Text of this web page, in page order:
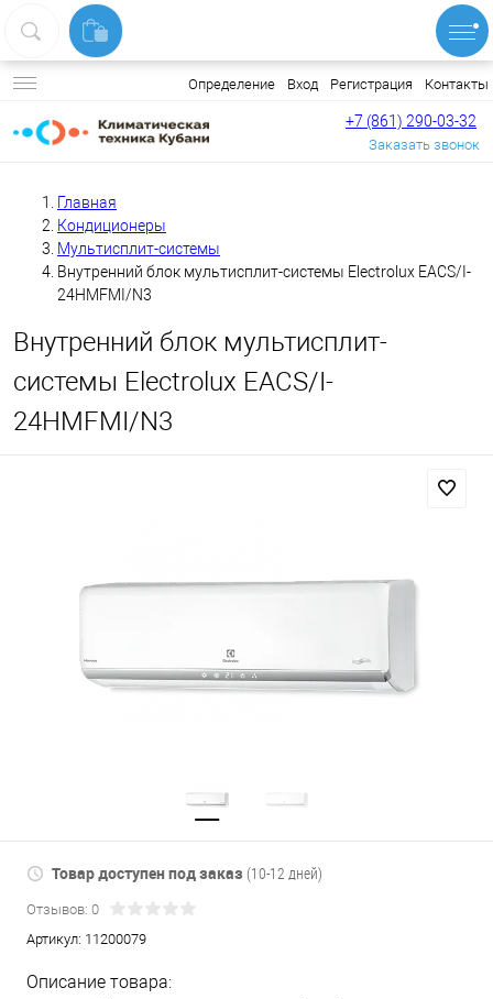
Определение Вход Регистрация Контакты
+7 (861) 290-03-32
Заказать звонок
Главная
Кондиционеры
Мультисплит-системы
Внутренний блок мультисплит-системы Electrolux EACS/I-
24HMFMI/N3
Внутренний блок мультисплит-
системы Electrolux EACS/I-
24HMFMI/N3
Товар доступен под заказ (10-12 дней)
Отзывов: 0
Артикул: 11200079
Описание товара: